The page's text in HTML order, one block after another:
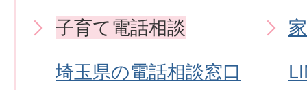
子育て電話相談
埼玉県の電話相談窓口